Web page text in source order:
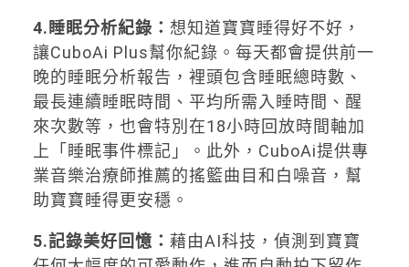
4.睡眠分析紀錄： 想知道寶寶睡得好不好，
讓CuboAi Plus幫你紀錄。每天都會提供前一
晚的睡眠分析報告，裡頭包含睡眠總時數、
最長連續睡眠時間、平均所需入睡時間、醒
來次數等，也會特別在18小時回放時間軸加
上「睡眠事件標記」。此外，CuboAi提供專
業音樂治療師推薦的搖籃曲目和白噪音，幫
助寶寶睡得更安穩。
5.記錄美好回憶： 藉由AI科技，偵測到寶寶